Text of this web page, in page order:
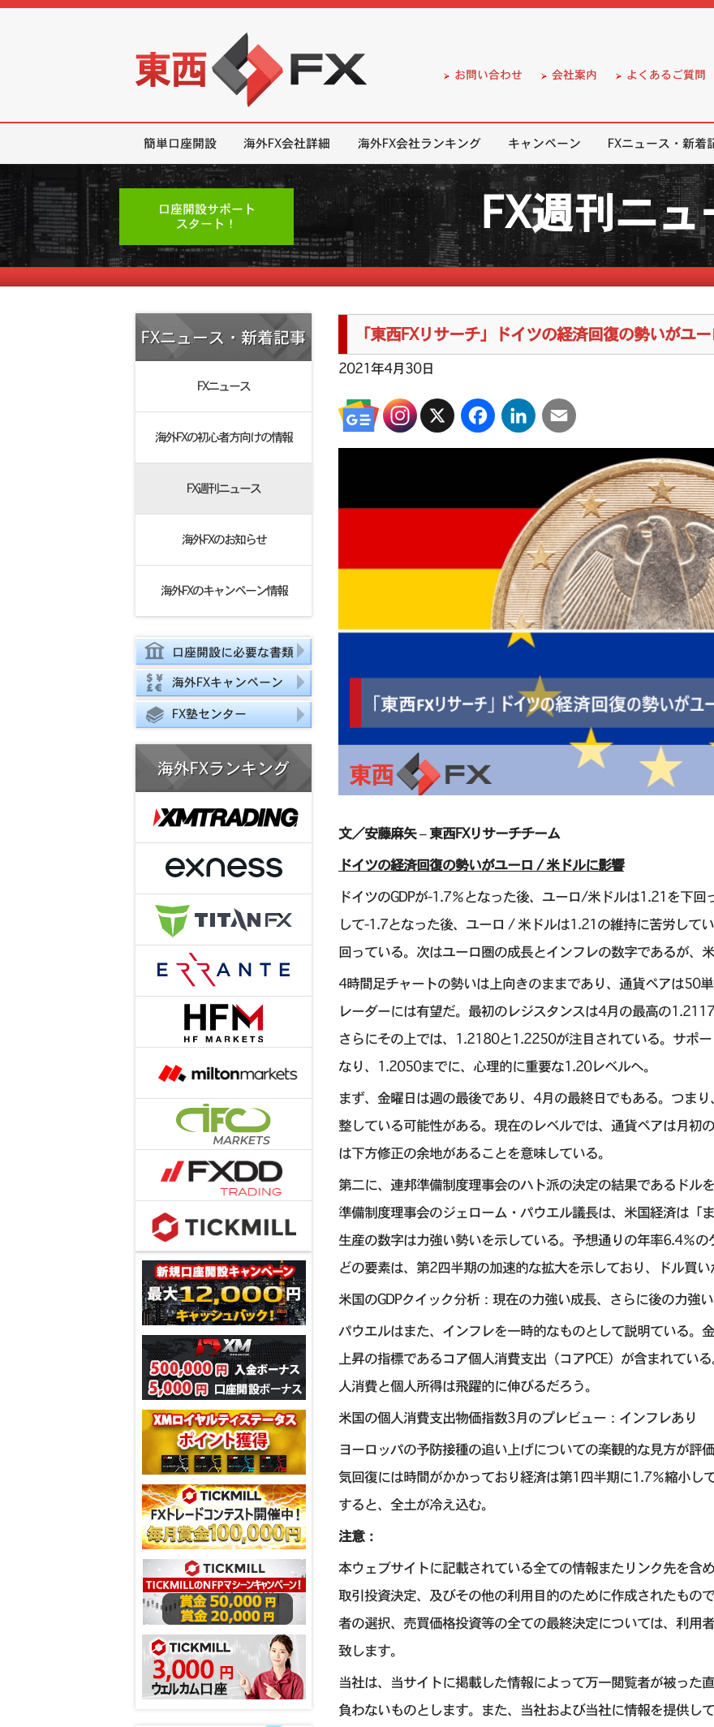
お問い合わせ 会社案内 よくあるご質問
簡単口座開設 海外FX会社詳細 海外FX会社ランキング キャンペーン FXニュース・新着
口座開設サポート
スタート！
FX週刊ニュ
FXニュース・新着記事
FXニュース
海外FXの初心者方向けの情報
FX週刊ニュース
海外FXのお知らせ
海外FXのキャンペーン情報
口座開設に必要な書類
海外FXキャンペーン
FX塾センター
海外FXランキング
「東西FXリサーチ」ドイツの経済回復の勢いがユ
2021年4月30日
X FacebookLinkedInEmail
文／安藤麻矢 – 東西FXリサーチチーム
ドイツの経済回復の勢いがユーロ / 米ドルに影響
ドイツのGDPが-1.7％となった後、ユーロ/米ドルは1.21を下
して-1.7となった後、ユーロ / 米ドルは1.21の維持に苦労して
回っている。次はユーロ圏の成長とインフレの数字であるが、
4時間足チャートの勢いは上向きのままであり、通貨ペアは50
レーダーには有望だ。最初のレジスタンスは4月の最高の
さらにその上では、1.2180と1.2250が注目されている。サポ
なり、1.2050までに、心理的に重要な1.20レベルへ。
まず、金曜日は週の最後であり、4月の最終日でもある。つま
整している可能性がある。現在のレベルでは、通貨ペアは月初
は下方修正の余地があることを意味している。
第二に、連邦準備制度理事会のハト派の決定の結果であるドル
準備制度理事会のジェローム・パウエル議長は、米国経済は「
生産の数字は力強い勢いを示している。予想通りの年率6.4％
どの要素は、第2四半期の加速的な拡大を示しており、ドル買い
米国のGDPクイック分析：現在の力強い成長、さらに後の力強
パウエルはまた、インフレを一時的なものとして説明ている。
上昇の指標であるコア個人消費支出（コアPCE）が含まれてい
人消費と個人所得は飛躍的に伸びるだろう。
米国の個人消費支出物価指数3月のプレビュー：インフレあり
ヨーロッパの予防接種の追い上げについての楽観的な見方が評
気回復には時間がかかっており経済は第1四半期に1.7％縮小し
すると、全土が冷え込む。
注意：
本ウェブサイトに記載されている全ての情報またリンク先を含
取引投資決定、及びその他の利用目的のために作成されたもの
者の選択、売買価格投資等の全ての最終決定については、利用
致します。
当社は、当サイトに掲載した情報によって万一閲覧者が被った
負わないものとします。また、当社および当社に情報を提供し